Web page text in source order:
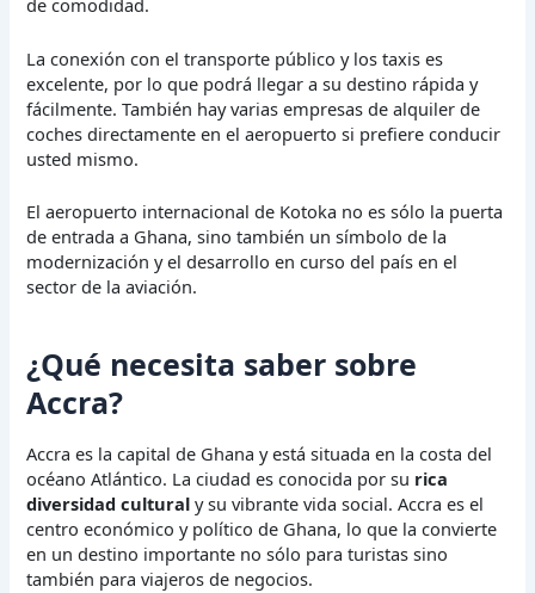
de comodidad.
La conexión con el transporte público y los taxis es
excelente, por lo que podrá llegar a su destino rápida y
fácilmente. También hay varias empresas de alquiler de
coches directamente en el aeropuerto si prefiere conducir
usted mismo.
El aeropuerto internacional de Kotoka no es sólo la puerta
de entrada a Ghana, sino también un símbolo de la
modernización y el desarrollo en curso del país en el
sector de la aviación.
¿Qué necesita saber sobre
Accra?
Accra es la capital de Ghana y está situada en la costa del
océano Atlántico. La ciudad es conocida por su rica
diversidad cultural y su vibrante vida social. Accra es el
centro económico y político de Ghana, lo que la convierte
en un destino importante no sólo para turistas sino
también para viajeros de negocios.